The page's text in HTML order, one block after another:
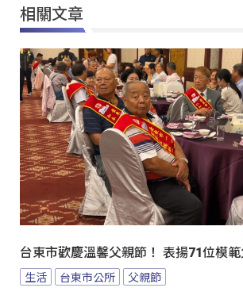
相關文章
台東市歡慶溫馨父親節！ 表揚71位模
生活 台東市公所 父親節